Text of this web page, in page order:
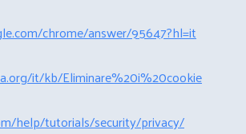
chrome/answer/95647?hl=it
it/kb/Eliminare%20i%20cookie
help/tutorials/security/privacy/